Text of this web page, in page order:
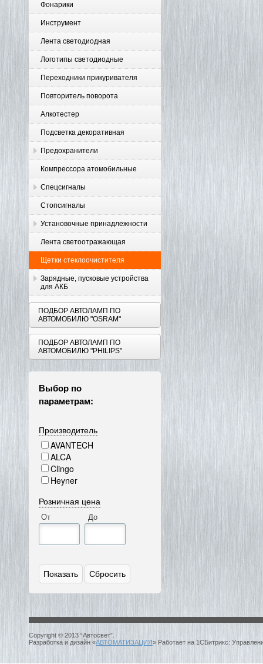
Фонарики
Инструмент
Лента светодиодная
Логотипы светодиодные
Переходники прикуривателя
Повторитель поворота
Алкотестер
Подсветка декоративная
Предохранители
Компрессора атомобильные
Спецсигналы
Стопсигналы
Установочные принадлежности
Лента светоотражающая
Щетки стеклоочистителя
Зарядные, пусковые устройства
для АКБ
ПОДБОР АВТОЛАМП ПО
АВТОМОБИЛЮ "OSRAM"
ПОДБОР АВТОЛАМП ПО
АВТОМОБИЛЮ "PHILIPS"
Выбор по
параметрам:
Производитель
AVANTECH
ALCA
Clingo
Heyner
Розничная цена
От До
Copyright © 2013 “Автосвет”.
Разработка и дизайн «АВТОМАТИЗАЦИЯ» Работает на 1СБитрикс: